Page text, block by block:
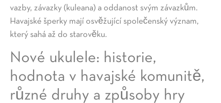
vazby, závazky (kuleana) a oddanost svým závazkům.
Havajské šperky mají osvěžující společenský význam,
který sahá až do starověku.
Nové ukulele: historie,
hodnota v havajské komunitě,
různé druhy a způsoby hry